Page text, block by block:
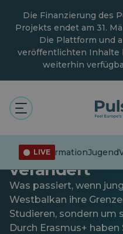
Hauptinhalt
springen
Die Finanzierung des
Projekts endet am 31.
Die Plattform und
veröffentlichten Inhalte
weiterhin
LIVE
FehlinformationJugend
Allgemein
Grenzenlos:
das Leben
verändert
Was passiert, wenn
Westbalkan ihre
Studieren, sondern um
Durch Erasmus+